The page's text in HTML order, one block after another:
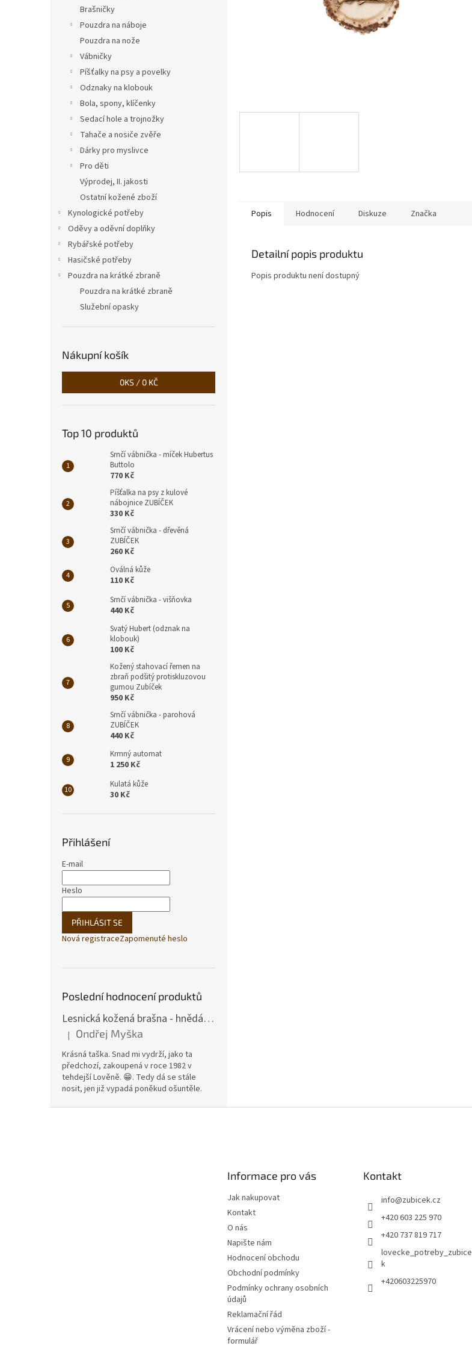
Brašničky
Pouzdra na náboje
Pouzdra na nože
Vábničky
Píšťalky na psy a povelky
Odznaky na klobouk
Bola, spony, klíčenky
Sedací hole a trojnožky
Tahače a nosiče zvěře
Dárky pro myslivce
Pro děti
Výprodej, II. jakosti
Ostatní kožené zboží
Kynologické potřeby
Oděvy a oděvní doplňky
Rybářské potřeby
Hasičské potřeby
Pouzdra na krátké zbraně
Pouzdra na krátké zbraně
Služební opasky
Nákupní košík
0KS / 0 KČ
Top 10 produktů
Srnčí vábnička - míček Hubertus
Buttolo
770 Kč
Píšťalka na psy z kulové
nábojnice ZUBÍČEK
330 Kč
Srnčí vábnička - dřevěná
ZUBÍČEK
260 Kč
Oválná kůže
110 Kč
Srnčí vábnička - višňovka
440 Kč
Svatý Hubert (odznak na
klobouk)
100 Kč
Kožený stahovací řemen na
zbraň podšitý protiskluzovou
gumou Zubíček
950 Kč
Srnčí vábnička - parohová
ZUBÍČEK
440 Kč
Krmný automat
1 250 Kč
Kulatá kůže
30 Kč
Přihlášení
E-mail
Heslo
PŘIHLÁSIT SE
Nová registraceZapomenuté heslo
Poslední hodnocení produktů
Lesnická kožená brašna - hnědá hovězina
Hodnocení produktu je 5 z 5 hvězdiček.
| Ondřej Myška
Krásná taška. Snad mi vydrží, jako ta
předchozí, zakoupená v roce 1982 v
tehdejší Lověně. 😁. Tedy dá se stále
nosit, jen již vypadá poněkud ošuntěle.
Popis Hodnocení Diskuze Značka
Detailní popis produktu
Popis produktu není dostupný
Informace pro vás
Jak nakupovat
Kontakt
O nás
Napište nám
Hodnocení obchodu
Obchodní podmínky
Podmínky ochrany osobních
údajů
Reklamační řád
Vrácení nebo výměna zboží -
formulář
Kontakt
info@zubicek.cz
+420 603 225 970
+420 737 819 717
lovecke_potreby_zubice
k
+420603225970